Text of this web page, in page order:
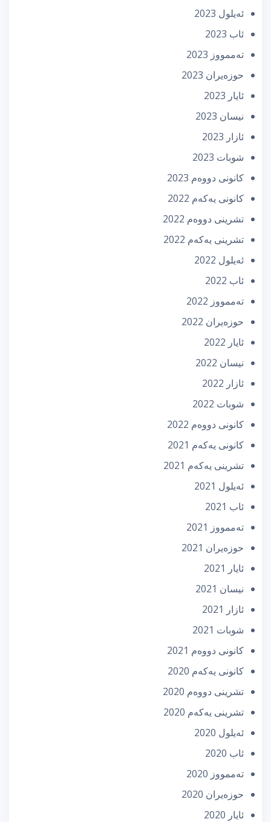
ئه‌یلول 2023
ئاب 2023
تەممووز 2023
حوزه‌یران 2023
ئایار 2023
نیسان 2023
ئازار 2023
شوبات 2023
كانونی دووه‌م 2023
كانونی یه‌كه‌م 2022
تشرینی دووه‌م 2022
تشرینی یه‌كه‌م 2022
ئه‌یلول 2022
ئاب 2022
تەممووز 2022
حوزه‌یران 2022
ئایار 2022
نیسان 2022
ئازار 2022
شوبات 2022
كانونی دووه‌م 2022
كانونی یه‌كه‌م 2021
تشرینی یه‌كه‌م 2021
ئه‌یلول 2021
ئاب 2021
تەممووز 2021
حوزه‌یران 2021
ئایار 2021
نیسان 2021
ئازار 2021
شوبات 2021
كانونی دووه‌م 2021
كانونی یه‌كه‌م 2020
تشرینی دووه‌م 2020
تشرینی یه‌كه‌م 2020
ئه‌یلول 2020
ئاب 2020
تەممووز 2020
حوزه‌یران 2020
ئایار 2020